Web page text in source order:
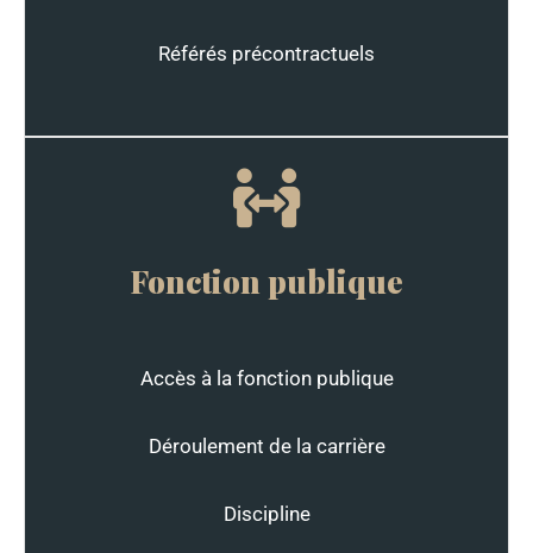
Référés précontractuels
Fonction publique
Accès à la fonction publique
Déroulement de la carrière
Discipline